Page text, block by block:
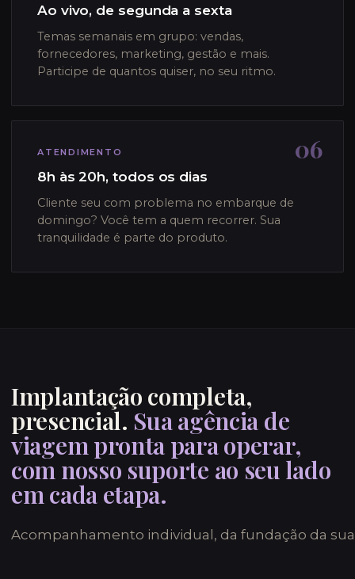
Ao vivo, de segunda a sexta
Temas semanais em grupo: vendas,
fornecedores, marketing, gestão e mais.
Participe de quantos quiser, no seu ritmo.
06
ATENDIMENTO
8h às 20h, todos os dias
Cliente seu com problema no embarque de
domingo? Você tem a quem recorrer. Sua
tranquilidade é parte do produto.
Implantação completa,
presencial. Sua agência de
viagem pronta para operar,
com nosso suporte ao seu lado
em cada etapa.
Acompanhamento individual, da fundação da